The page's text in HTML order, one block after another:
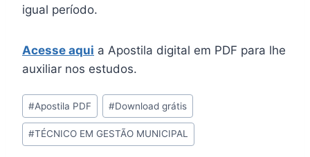
igual período.
Acesse aqui a Apostila digital em PDF para lhe
auxiliar nos estudos.
Tags
do
Post:
#Apostila PDF #Download grátis
#TÉCNICO EM GESTÃO MUNICIPAL